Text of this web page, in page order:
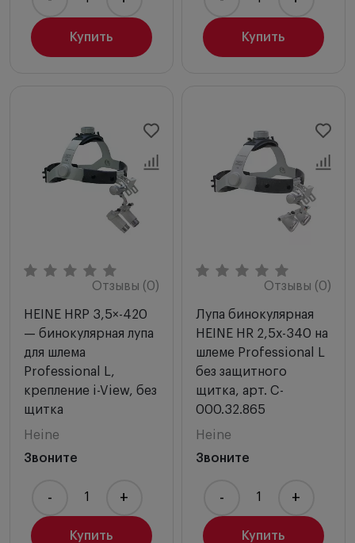
Купить Купить
Отзывы (0)
HEINE HRP 3,5×-420
— бинокулярная лупа
для шлема
Professional L,
крепление i-View, без
щитка
Heine
Звоните
Купить
- +
Отзывы (0)
Лупа бинокулярная
HEINE HR 2,5х-340 на
шлеме Professional L
без защитного
щитка, арт. C-
000.32.865
Heine
Звоните
Купить
- +